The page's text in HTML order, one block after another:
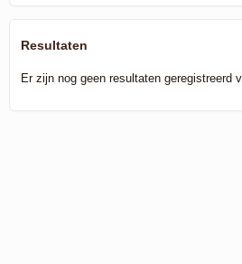
Resultaten
Er zijn nog geen resultaten geregistreerd